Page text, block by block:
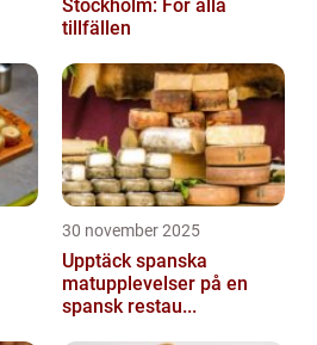
Stockholm: För alla
tillfällen
30 november 2025
Upptäck spanska
matupplevelser på en
spansk restau...